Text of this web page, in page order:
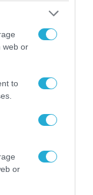
web or
to
or
στην
χώρους